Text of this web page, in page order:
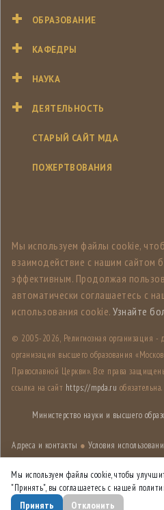
ОБРАЗОВАНИЕ
КАФЕДРЫ
НАУКА
ДЕЯТЕЛЬНОСТЬ
СТАРЫЙ САЙТ МДА
ПОЖЕРТВОВАНИЯ
Мы используем файлы cookie,
взаимодействие с нашим сайтом
эффективным. Продолжая
автоматически соглашаетесь с
использования cookie. Узнайте
© 2005-2026, Религиозная организация -
организация высшего образования
Православной Церкви». Все права
ссылка на сайт https://mpda.ru обязательна.
Министерство науки и высшего
Адреса и контакты ● Условия
конфиденциальности●Карта сайта
Дизайн разработанЛабораторией
Мы используем файлы cookie, чтобы
"Принять", вы соглашаетесь с нашей
Принять Отклонить